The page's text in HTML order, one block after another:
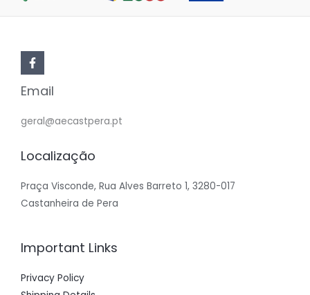
Email
geral@aecastpera.pt
Localização
Praça Visconde, Rua Alves Barreto 1, 3280-017
Castanheira de Pera
Important Links
Privacy Policy